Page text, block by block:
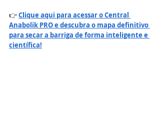
👉 Clique aqui para acessar o Central
Anabolik PRO e descubra o mapa definitivo
para secar a barriga de forma inteligente e
científica!